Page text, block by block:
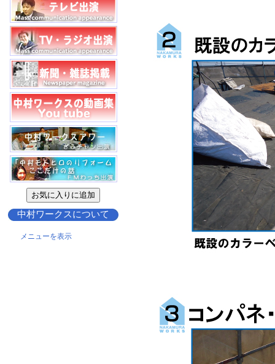
中村ワークスについて
メニューを表示